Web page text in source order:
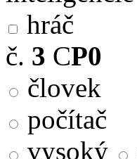
hráč
č. 3 CP0
človek
počítač
vysoký